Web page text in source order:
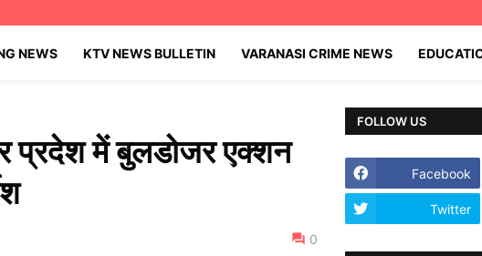
NEWS KTV NEWS BULLETIN VARANASI CRIME NEWS
प्रदेश में बुलडोजर एक्शन
0
FOLLOW US
Facebook
Twitter